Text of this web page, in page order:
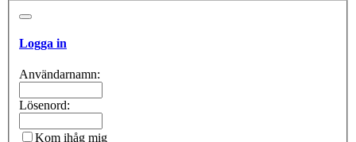
Logga in
Användarnamn:
Lösenord:
Kom ihåg mig